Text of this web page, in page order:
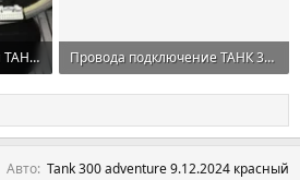
общий вид под плафоном ТАНК 300.webp
Провода подключение ТАНК 300 мотор люка.webp
67,5 KB · Просмотры: 250
Авто Tank 300 adventure 9.12.2024 красный